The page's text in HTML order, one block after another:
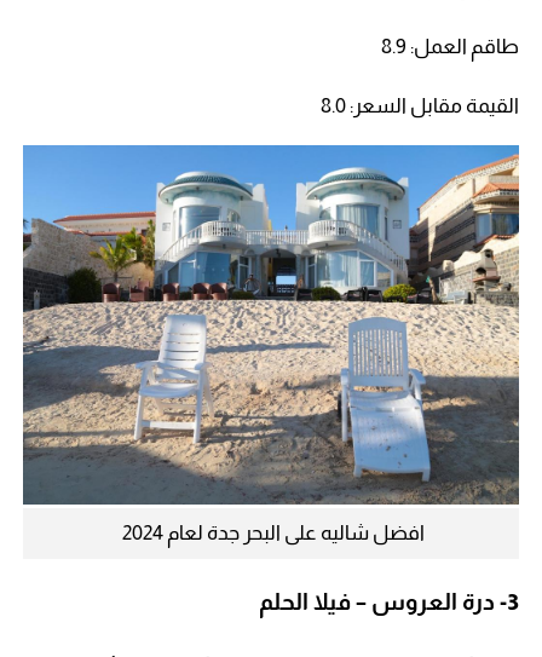
طاقم العمل: 8.9
القيمة مقابل السعر: 8.0
افضل شاليه على البحر جدة لعام 2024
3- درة العروس – فيلا الحلم